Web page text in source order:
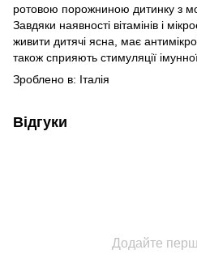
ротовою порожниною дитинку з
Завдяки наявності вітамінів і
живити дитячі ясна, має
також сприяють стимуляції
Зроблено в: Італія
Відгуки
Додайте